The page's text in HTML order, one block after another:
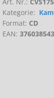
Kategorie:
Format: CD
EAN: